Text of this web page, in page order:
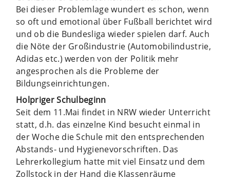
Bei dieser Problemlage wundert es schon, wenn
so oft und emotional über Fußball berichtet wird
und ob die Bundesliga wieder spielen darf. Auch
die Nöte der Großindustrie (Automobilindustrie,
Adidas etc.) werden von der Politik mehr
angesprochen als die Probleme der
Bildungseinrichtungen.
Holpriger Schulbeginn
Seit dem 11.Mai findet in NRW wieder Unterricht
statt, d.h. das einzelne Kind besucht einmal in
der Woche die Schule mit den entsprechenden
Abstands- und Hygienevorschriften. Das
Lehrerkollegium hatte mit viel Einsatz und dem
Zollstock in der Hand die Klassenräume